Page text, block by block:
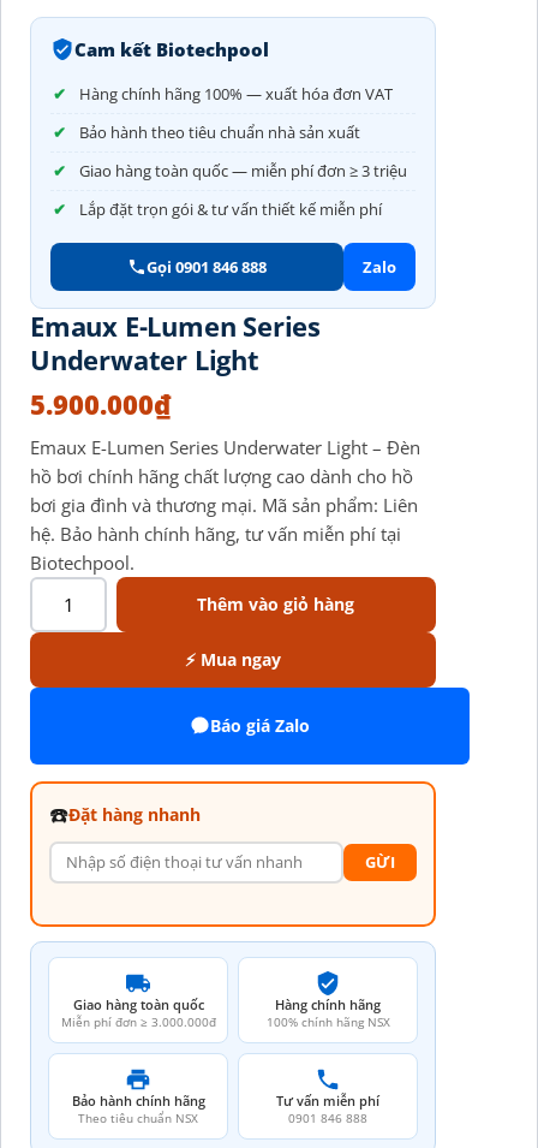
Cam kết Biotechpool
Hàng chính hãng 100% — xuất hóa đơn VAT
Bảo hành theo tiêu chuẩn nhà sản xuất
Giao hàng toàn quốc — miễn phí đơn ≥ 3 triệu
Lắp đặt trọn gói & tư vấn thiết kế miễn phí
Gọi 0901 846 888 Zalo
Emaux E-Lumen Series
Underwater Light
5.900.000₫
Emaux E-Lumen Series Underwater Light – Đèn
hồ bơi chính hãng chất lượng cao dành cho hồ
bơi gia đình và thương mại. Mã sản phẩm: Liên
hệ. Bảo hành chính hãng, tư vấn miễn phí tại
Biotechpool.
Thêm vào giỏ hàng
⚡ Mua ngay
Báo giá Zalo
☎️Đặt hàng nhanh
GỪI
Giao hàng toàn quốc
Miễn phí đơn ≥ 3.000.000đ
Hàng chính hãng
100% chính hãng NSX
Bảo hành chính hãng
Theo tiêu chuẩn NSX
Tư vấn miễn phí
0901 846 888